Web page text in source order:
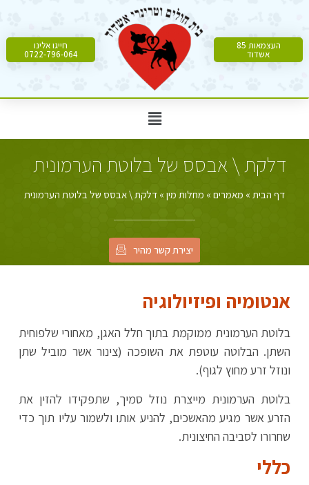
העצמאות 85
אשדוד
חייגו אלינו
0722-796-064
דלקת \ אבסס של בלוטת הערמונית
דף הבית » מאמרים » מחלות מין » דלקת \ אבסס של בלוטת הערמונית
יצירת קשר מהיר
אנטומיה ופיזיולוגיה
בלוטת הערמונית ממוקמת בתוך חלל האגן, מאחורי שלפוחית
השתן. הבלוטה עוטפת את השופכה (צינור אשר מוביל שתן
ונוזל זרע מחוץ לגוף).
בלוטת הערמונית מייצרת נוזל סמיך, שתפקידו להזין את
הזרע אשר מגיע מהאשכים, להניע אותו ולשמור עליו תוך כדי
שחרורו לסביבה החיצונית.
כללי